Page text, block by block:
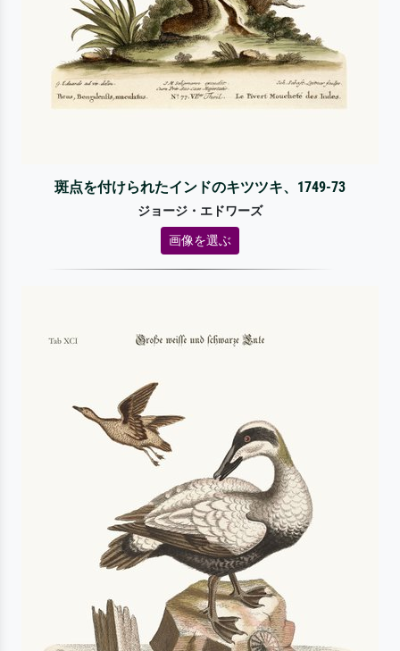
斑点を付けられたインドのキツツキ、1749-73
ジョージ・エドワーズ
画像を選ぶ